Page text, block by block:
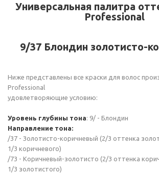
Универсальная палитра
Professional
9/37 Блондин золотисто-
Ниже представлены все краски для волос
Professional
удовлетворяющие условию:
Уровень глубины тона: 9/ - Блондин
Направление тона:
/37 - Золотисто-коричневый (2/3 оттенка
1/3 коричневого)
/73 - Коричневый-золотисто (2/3 оттенка
1/3 золотистого)